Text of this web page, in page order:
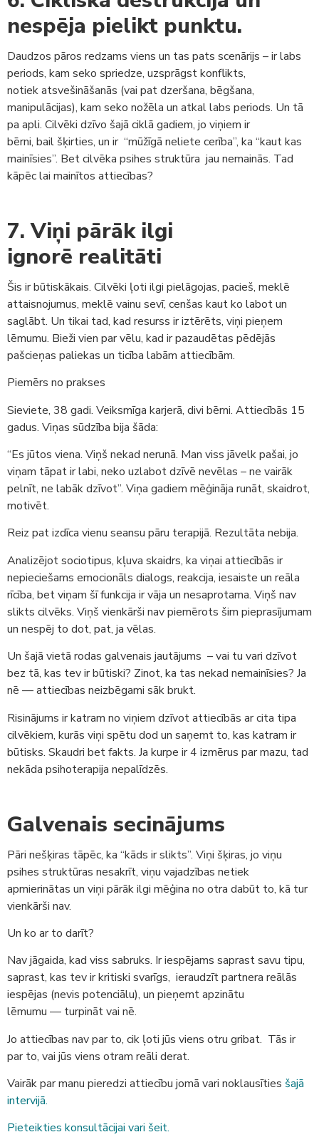
nespēja pielikt punktu.
Daudzos pāros redzams viens un tas pats scenārijs – ir labs
periods, kam seko spriedze, uzsprāgst konflikts,
notiek atsvešināšanās (vai pat dzeršana, bēgšana,
manipulācijas), kam seko nožēla un atkal labs periods. Un tā
pa apli. Cilvēki dzīvo šajā ciklā gadiem, jo viņiem ir
bērni, bail šķirties, un ir “mūžīgā neliete cerība”, ka “kaut kas
mainīsies”. Bet cilvēka psihes struktūra jau nemainās. Tad
kāpēc lai mainītos attiecības?
7. Viņi pārāk ilgi
ignorē realitāti
Šis ir būtiskākais. Cilvēki ļoti ilgi pielāgojas, pacieš, meklē
attaisnojumus, meklē vainu sevī, cenšas kaut ko labot un
saglābt. Un tikai tad, kad resurss ir iztērēts, viņi pieņem
lēmumu. Bieži vien par vēlu, kad ir pazaudētas pēdējās
pašcieņas paliekas un ticība labām attiecībām.
Piemērs no prakses
Sieviete, 38 gadi. Veiksmīga karjerā, divi bērni. Attiecībās 15
gadus. Viņas sūdzība bija šāda:
“Es jūtos viena. Viņš nekad nerunā. Man viss jāvelk pašai, jo
viņam tāpat ir labi, neko uzlabot dzīvē nevēlas – ne vairāk
pelnīt, ne labāk dzīvot”. Viņa gadiem mēģināja runāt, skaidrot,
motivēt.
Reiz pat izdīca vienu seansu pāru terapijā. Rezultāta nebija.
Analizējot sociotipus, kļuva skaidrs, ka viņai attiecībās ir
nepieciešams emocionāls dialogs, reakcija, iesaiste un reāla
rīcība, bet viņam šī funkcija ir vāja un nesaprotama. Viņš nav
slikts cilvēks. Viņš vienkārši nav piemērots šim pieprasījumam
un nespēj to dot, pat, ja vēlas.
Un šajā vietā rodas galvenais jautājums – vai tu vari dzīvot
bez tā, kas tev ir būtiski? Zinot, ka tas nekad nemainīsies? Ja
nē — attiecības neizbēgami sāk brukt.
Risinājums ir katram no viņiem dzīvot attiecībās ar cita tipa
cilvēkiem, kurās viņi spētu dod un saņemt to, kas katram ir
būtisks. Skaudri bet fakts. Ja kurpe ir 4 izmērus par mazu, tad
nekāda psihoterapija nepalīdzēs.
Galvenais secinājums
Pāri nešķiras tāpēc, ka “kāds ir slikts”. Viņi šķiras, jo viņu
psihes struktūras nesakrīt, viņu vajadzības netiek
apmierinātas un viņi pārāk ilgi mēģina no otra dabūt to, kā tur
vienkārši nav.
Un ko ar to darīt?
Nav jāgaida, kad viss sabruks. Ir iespējams saprast savu tipu,
saprast, kas tev ir kritiski svarīgs, ieraudzīt partnera reālās
iespējas (nevis potenciālu), un pieņemt apzinātu
lēmumu — turpināt vai nē.
Jo attiecības nav par to, cik ļoti jūs viens otru gribat. Tās ir
par to, vai jūs viens otram reāli derat.
Vairāk par manu pieredzi attiecību jomā vari noklausīties šajā
intervijā.
Pieteikties konsultācijai vari šeit.